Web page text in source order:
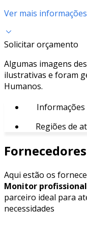
Ver mais informações
Solicitar orçamento
Algumas imagens
ilustrativas e foram
Humanos.
Regiões de
Aqui estão os
Monitor
parceiro ideal para
necessidades